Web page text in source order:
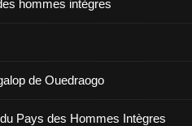
hommes intègres
de Ouedraogo
Pays des Hommes Intègres